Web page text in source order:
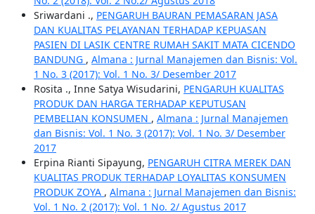
Sriwardani ., PENGARUH BAURAN PEMASARAN JASA
DAN KUALITAS PELAYANAN TERHADAP KEPUASAN
PASIEN DI LASIK CENTRE RUMAH SAKIT MATA CICENDO
BANDUNG , Almana : Jurnal Manajemen dan Bisnis: Vol.
1 No. 3 (2017): Vol. 1 No. 3/ Desember 2017
Rosita ., Inne Satya Wisudarini, PENGARUH KUALITAS
PRODUK DAN HARGA TERHADAP KEPUTUSAN
PEMBELIAN KONSUMEN , Almana : Jurnal Manajemen
dan Bisnis: Vol. 1 No. 3 (2017): Vol. 1 No. 3/ Desember
2017
Erpina Rianti Sipayung, PENGARUH CITRA MEREK DAN
KUALITAS PRODUK TERHADAP LOYALITAS KONSUMEN
PRODUK ZOYA , Almana : Jurnal Manajemen dan Bisnis:
Vol. 1 No. 2 (2017): Vol. 1 No. 2/ Agustus 2017